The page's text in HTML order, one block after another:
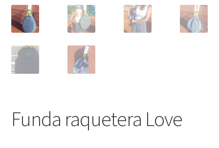
Funda raquetera Love